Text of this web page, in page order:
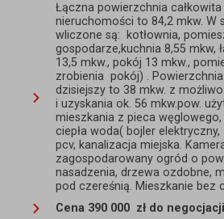
Łączna powierzchnia
nieruchomości to 84,2 mkw. W
wliczone są: kotłownia,
gospodarze,kuchnia 8,55 mkw,
13,5 mkw., pokój 13 mkw.,
zrobienia pokój) .
dzisiejszy to 38 mkw. z
i uzyskania ok. 56 mkw.pow.
mieszkania z pieca
ciepła woda( bojler
pcv, kanalizacja miejska.
zagospodarowany ogród o
nasadzenia, drzewa ozdobne,
pod czereśnią. Mieszkanie bez
Cena 390 000 zł do